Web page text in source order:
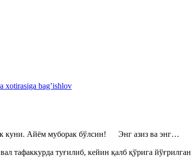
xotirasiga bag’ishlov
куни. Айём муборак бўлсин! Энг азиз ва энг…
тафаккурда туғилиб, кейин қалб қўрига